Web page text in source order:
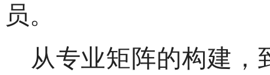
员。
从专业矩阵的构建，